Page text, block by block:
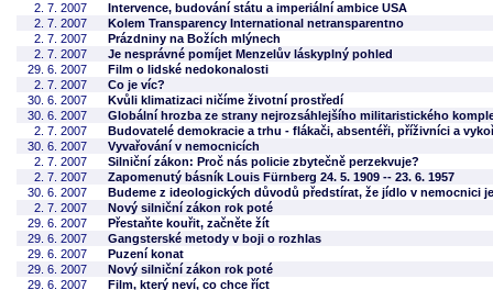
2. 7. 2007
Intervence, budování státu a imperiální ambice USA
2. 7. 2007
Kolem Transparency International netransparentno
2. 7. 2007
Prázdniny na Božích mlýnech
2. 7. 2007
Je nesprávné pomíjet Menzelův láskyplný pohled
29. 6. 2007
Film o lidské nedokonalosti
2. 7. 2007
Co je víc?
30. 6. 2007
Kvůli klimatizaci ničíme životní prostředí
30. 6. 2007
Globální hrozba ze strany nejrozsáhlejšího militaristického
2. 7. 2007
Budovatelé demokracie a trhu - flákači, absentéři, příživníci a
30. 6. 2007
Vyvařování v nemocnicích
2. 7. 2007
Silniční zákon: Proč nás policie zbytečně perzekvuje?
2. 7. 2007
Zapomenutý básník Louis Fürnberg 24. 5. 1909 -- 23. 6. 1957
30. 6. 2007
Budeme z ideologických důvodů předstírat, že jídlo v nemocnici
2. 7. 2007
Nový silniční zákon rok poté
29. 6. 2007
Přestaňte kouřit, začněte žít
29. 6. 2007
Gangsterské metody v boji o rozhlas
29. 6. 2007
Puzení konat
29. 6. 2007
Nový silniční zákon rok poté
29. 6. 2007
Film, který neví, co chce říct